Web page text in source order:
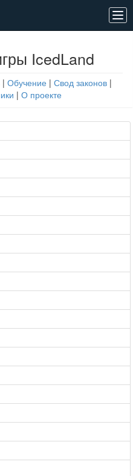
IcedLand
| Обучение | Свод законов |
| О проекте